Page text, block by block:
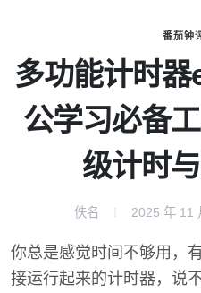
番茄钟
多功能计时
公学习必备
级计时
佚名 2025 年 11
你总是感觉时间不够用，
接运行起来的计时器，说